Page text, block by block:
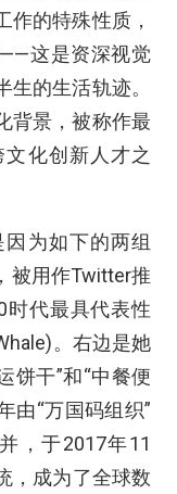
的特殊性质，
这是资深视觉
的生活轨迹。
背景，被称作最
化创新人才之
为如下的两组
被用作Twitter推
时代最具代表性
。右边是她
饼干”和“中餐便
由“万国码组织”
，于2017年11
，成为了全球数